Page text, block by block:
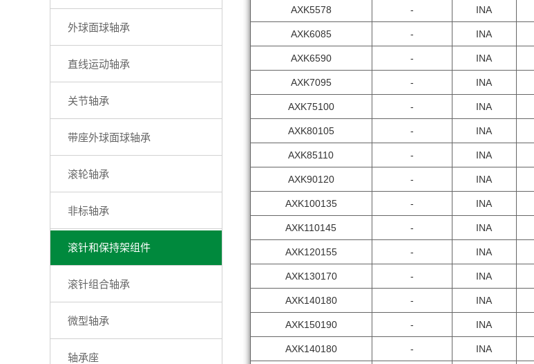
外球面球轴承
直线运动轴承
关节轴承
带座外球面球轴承
滚轮轴承
非标轴承
滚针和保持架组件
滚针组合轴承
微型轴承
轴承座
AXK5578 - INA
AXK6085 - INA
AXK6590 - INA
AXK7095 - INA
AXK75100 - INA
AXK80105 - INA
AXK85110 - INA
AXK90120 - INA
AXK100135 - INA
AXK110145 - INA
AXK120155 - INA
AXK130170 - INA
AXK140180 - INA
AXK150190 - INA
AXK140180 - INA